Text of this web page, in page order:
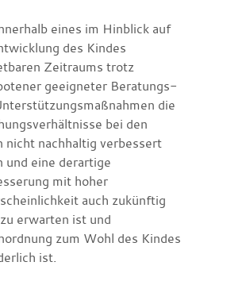
eines im Hinblick auf
des Kindes
Zeitraums trotz
geeigneter Beratungs-
die
bei den
nicht nachhaltig verbessert
und eine derartige
mit hoher
auch zukünftig
erwarten ist und
zum Wohl des Kindes
ist.